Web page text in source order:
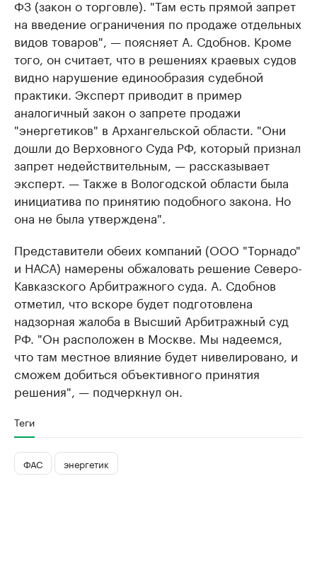
ФЗ (закон о торговле). "Там есть прямой запрет
на введение ограничения по продаже отдельных
видов товаров", — поясняет А. Сдобнов. Кроме
того, он считает, что в решениях краевых судов
видно нарушение единообразия судебной
практики. Эксперт приводит в пример
аналогичный закон о запрете продажи
"энергетиков" в Архангельской области. "Они
дошли до Верховного Суда РФ, который признал
запрет недействительным, — рассказывает
эксперт. — Также в Вологодской области была
инициатива по принятию подобного закона. Но
она не была утверждена".
Представители обеих компаний (ООО "Торнадо"
и НАСА) намерены обжаловать решение Северо-
Кавказского Арбитражного суда. А. Сдобнов
отметил, что вскоре будет подготовлена
надзорная жалоба в Высший Арбитражный суд
РФ. "Он расположен в Москве. Мы надеемся,
что там местное влияние будет нивелировано, и
сможем добиться объективного принятия
решения", — подчеркнул он.
Теги
ФАС энергетик